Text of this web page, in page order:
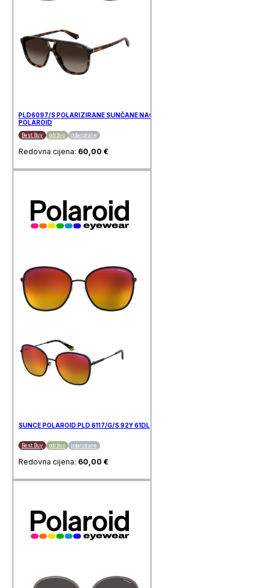
PLD6097/S POLARIZIRANE SUNČANE NAOČALE
POLAROID
Best Buy održivo polarizirane
Redovna cijena: 60,00 €
SUNCE POLAROID PLD 6117/G/S 92Y 61DL
Best Buy održivo polarizirane
Redovna cijena: 60,00 €